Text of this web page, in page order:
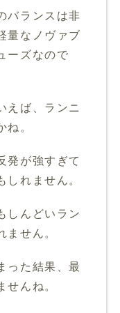
バランスは非
量なノヴァブ
ーズなので
えば、ランニ
ね。
発が強すぎて
しれません。
しんどいラン
ません。
った結果、最
せんね。